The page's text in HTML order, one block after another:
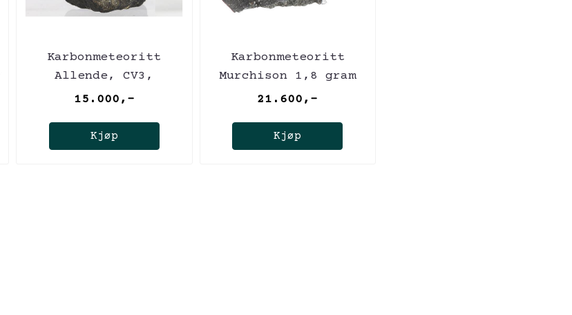
Karbonmeteoritt
Allende, CV3,
individuell, 50,4
15.000,-
Kjøp
Karbonmeteoritt
Murchison 1,8 gram
21.600,-
Kjøp